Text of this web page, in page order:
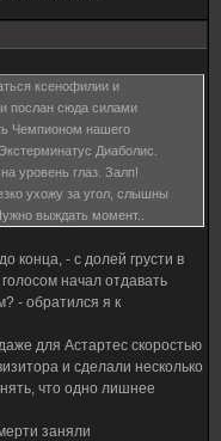
ксенофилии и
послан сюда силами
Чемпионом нашего
Диаболис.
уровень глаз. Залп!
ухожу за угол, слышны
выждать момент..
конца, - с долей грусти в
начал отдавать
- обратился я к
для Астартес скоростью
и сделали несколько
что одно лишнее
заняли